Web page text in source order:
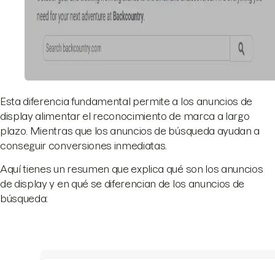
Esta diferencia fundamental permite a los anuncios de
display alimentar el reconocimiento de marca a largo
plazo. Mientras que los anuncios de búsqueda ayudan a
conseguir conversiones inmediatas.
Aquí tienes un resumen que explica qué son los anuncios
de display y en qué se diferencian de los anuncios de
búsqueda: